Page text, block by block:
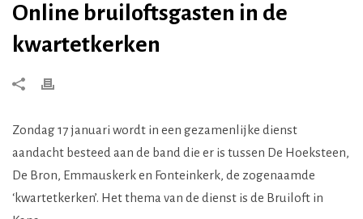
Online bruiloftsgasten in de
kwartetkerken
Zondag 17 januari wordt in een gezamenlijke dienst
aandacht besteed aan de band die er is tussen De Hoeksteen,
De Bron, Emmauskerk en Fonteinkerk, de zogenaamde
‘kwartetkerken’. Het thema van de dienst is de Bruiloft in